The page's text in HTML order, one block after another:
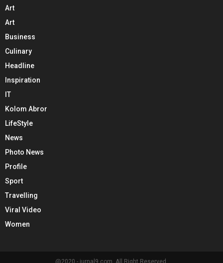
Art
Art
Business
Culinary
Headline
Inspiration
IT
Kolom Abror
LifeStyle
News
Photo News
Profile
Sport
Travelling
Viral Video
Women
@2020 - jurnal9.com. All Right Reserved.